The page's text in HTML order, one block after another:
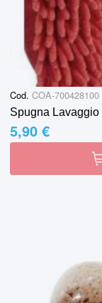
Cod. COA-700428100
Spugna
5,90 €